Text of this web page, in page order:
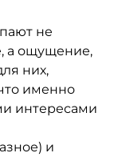
не
а ощущение,
них,
именно
интересами
и